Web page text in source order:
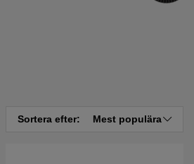
Sortera efter: Mest populära